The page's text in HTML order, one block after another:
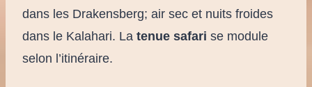
dans les Drakensberg; air sec et nuits froides
dans le Kalahari. La tenue safari se module
selon l’itinéraire.